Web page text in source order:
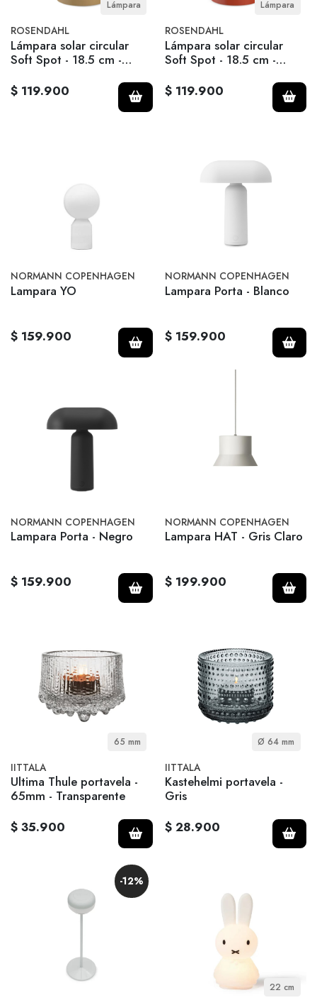
Lámpara
ROSENDAHL
Lámpara solar circular
Soft Spot - 18.5 cm -
$ 119.900
Lámpara
ROSENDAHL
Lámpara solar circular
Soft Spot - 18.5 cm -
$ 119.900
NORMANN COPENHAGEN
Lampara YO
$ 159.900
NORMANN COPENHAGEN
Lampara Porta - Blanco
$ 159.900
NORMANN COPENHAGEN
Lampara Porta - Negro
$ 159.900
NORMANN COPENHAGEN
Lampara HAT - Gris Claro
$ 199.900
65 mm
IITTALA
Ultima Thule portavela -
65mm - Transparente
$ 35.900
Ø 64 mm
IITTALA
Kastehelmi portavela -
Gris
$ 28.900
-12%
22 cm